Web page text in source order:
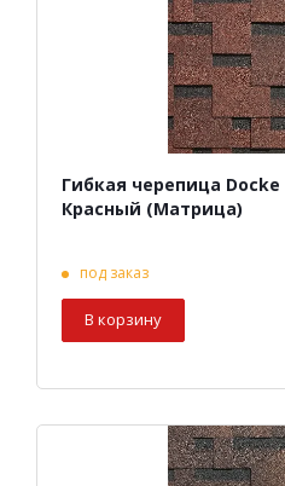
Гибкая черепица Docke
Красный (Матрица)
под заказ
В корзину